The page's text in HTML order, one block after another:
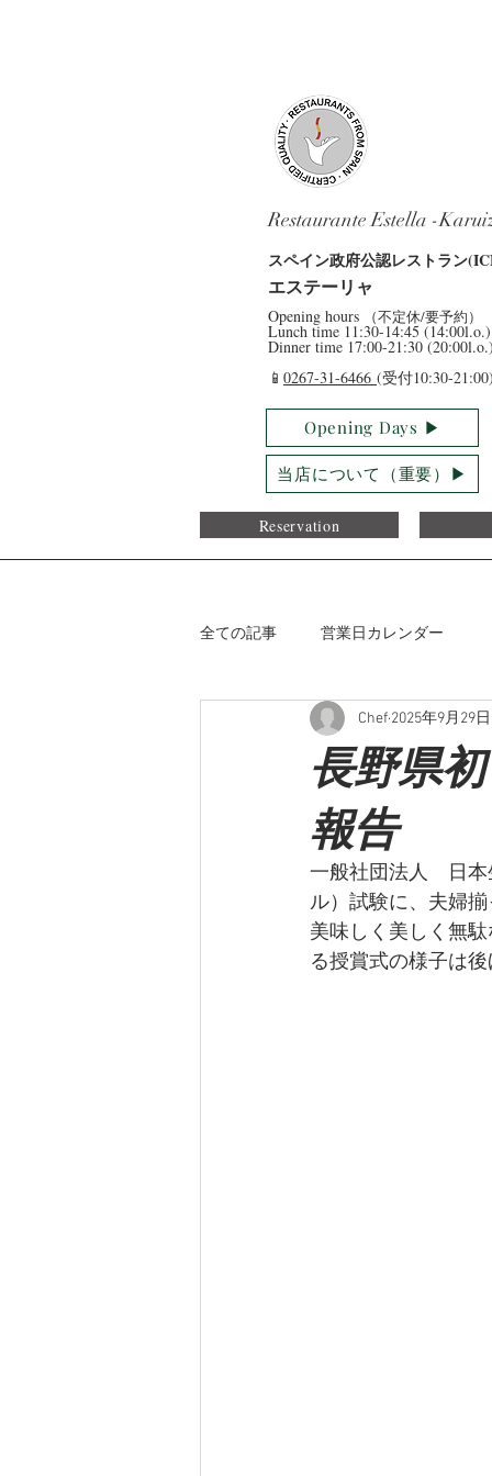
Restaurante Estella -
スペイン政府公認レストラン
​エステーリャ
​Opening hours （不定休/要予約）
​Lunch time 11:30-14:45 (14:00l.o.)
Dinner time 17:00-21:30
​📱 0267-31-6466 (受付10:30-
Opening Days ▶︎
当店について（重要）▶︎
Reservation
全ての記事 営業日カレンダー
長野県
報告
Chef 2025年9月29日
一般社団法人　日
ル）試験に、夫婦
美味しく美しく無
る授賞式の様子は